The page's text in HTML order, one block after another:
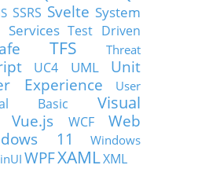
SSRS Svelte System
Services Test Driven
TFS
Threat
UC4 UML
Unit
Experience
User
Basic
Visual
Vue.js WCF
Web
11
Windows
WPFXAMLXML